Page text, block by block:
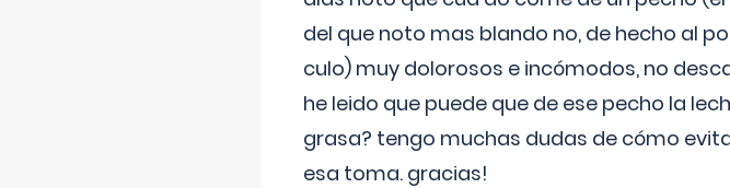
del que noto mas blando no, de hecho al
culo) muy dolorosos e incómodos, no
he leido que puede que de ese pecho la
grasa? tengo muchas dudas de cómo
esa toma. gracias!